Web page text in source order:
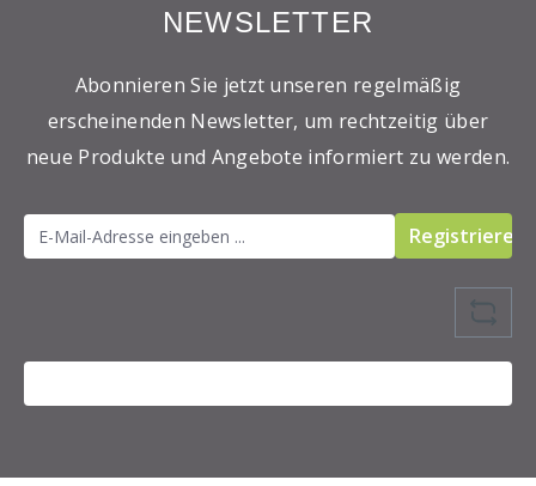
NEWSLETTER
Abonnieren Sie jetzt unseren regelmäßig
erscheinenden Newsletter, um rechtzeitig über
neue Produkte und Angebote informiert zu werden.
Registrieren